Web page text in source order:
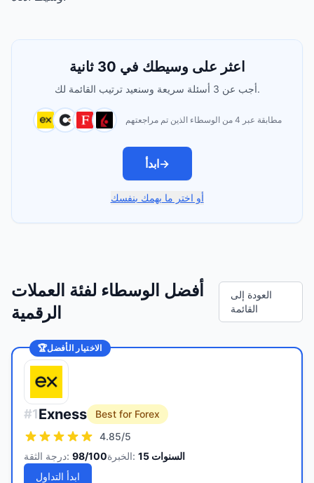
اعثر على وسيطك في 30 ثانية
أجب عن 3 أسئلة سريعة وسنعيد ترتيب القائمة لك.
مطابقة عبر 4 من الوسطاء الذين تم مراجعتهم
ابدأ→
أو اختر ما يهمك بنفسك
أفضل الوسطاء لفئة العملات
الرقمية
العودة إلى
القائمة
🏆الاختيار الأفضل
#1Exness
Best for Forex
4.85/5
درجة الثقة: 98/100 الخبرة: 15 السنوات
ابدأ التداول